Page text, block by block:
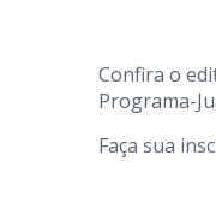
Confira o
Programa-
Faça sua